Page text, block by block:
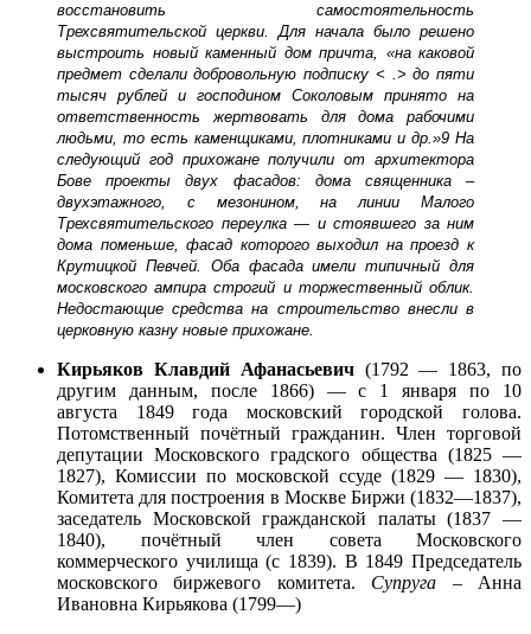
восстановить самостоятельность
Трехсвятительской церкви. Для начала было решено
выстроить новый каменный дом причта, «на каковой
предмет сделали добровольную подписку < .> до пяти
тысяч рублей и господином Соколовым принято на
ответственность жертвовать для дома рабочими
людьми, то есть каменщиками, плотниками и др.»9 На
следующий год прихожане получили от архитектора
Бове проекты двух фасадов: дома священника –
двухэтажного, с мезонином, на линии Малого
Трехсвятительского переулка — и стоявшего за ним
дома поменьше, фасад которого выходил на проезд к
Крутицкой Певчей. Оба фасада имели типичный для
московского ампира строгий и торжественный облик.
Недостающие средства на строительство внесли в
церковную казну новые прихожане.
Кирьяков Клавдий Афанасьевич (1792 — 1863, по
другим данным, после 1866) — с 1 января по 10
августа 1849 года московский городской голова.
Потомственный почётный гражданин. Член торговой
депутации Московского градского общества (1825 —
1827), Комиссии по московской ссуде (1829 — 1830),
Комитета для построения в Москве Биржи (1832—1837),
заседатель Московской гражданской палаты (1837 —
1840), почётный член совета Московского
коммерческого училища (с 1839). В 1849 Председатель
московского биржевого комитета. Супруга – Анна
Ивановна Кирьякова (1799—)